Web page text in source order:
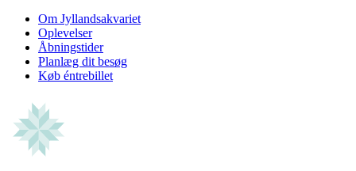
Om Jyllandsakvariet
Oplevelser
Åbningstider
Planlæg dit besøg
Køb éntrebillet